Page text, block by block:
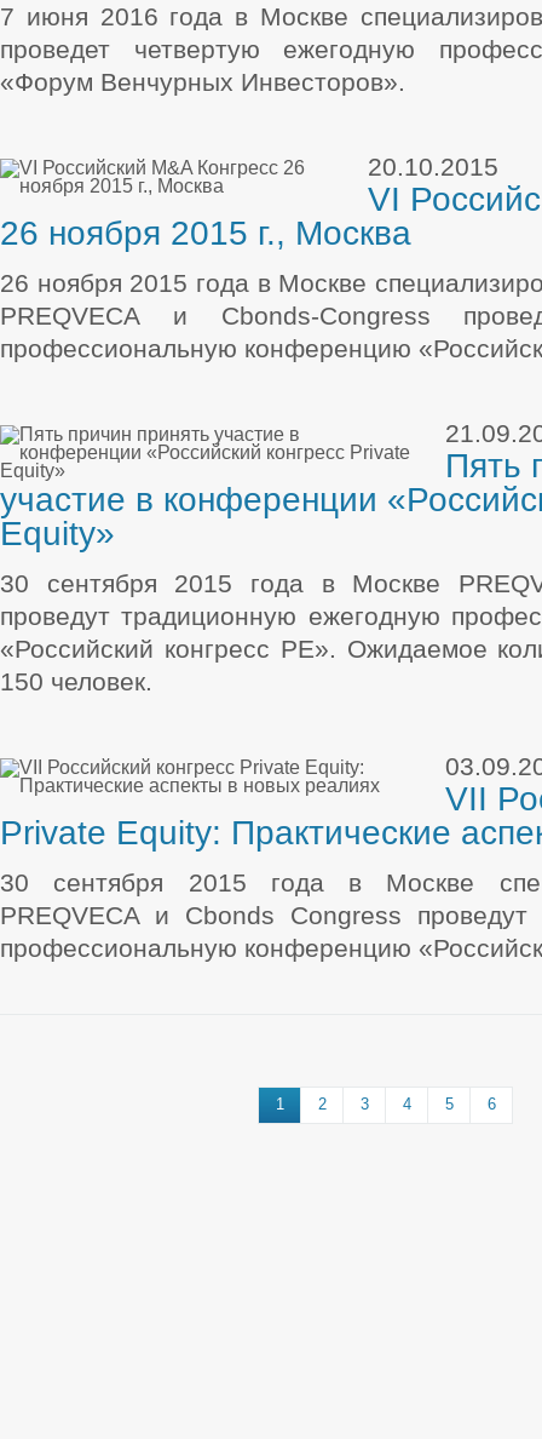
7 июня 2016 года в Москве
проведет четвертую ежегодную
«Форум Венчурных Инвесторов».
20.10.2015
VI
26 ноября 2015 г., Москва
26 ноября 2015 года в Москве
PREQVECA и Cbonds-Congress
профессиональную конференцию
Пять
участие в конференции
Equity»
30 сентября 2015 года в Москве
проведут традиционную ежегодную
«Российский конгресс РЕ». Ожидаемое
150 человек.
VII
Private Equity: Практические
30 сентября 2015 года в Москве
PREQVECA и Cbonds Congress
профессиональную конференцию
1 2 3 4 5 6